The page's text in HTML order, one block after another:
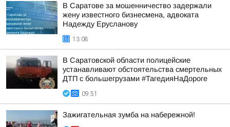
В Саратове за мошенничество задержали
жену известного бизнесмена, адвоката
Надежду Ерусланову
13:08
В Саратовской области полицейские
устанавливают обстоятельства смертельных
ДТП с большегрузами #ТагедияНаДороге
09:51
Зажигательная зумба на набережной!